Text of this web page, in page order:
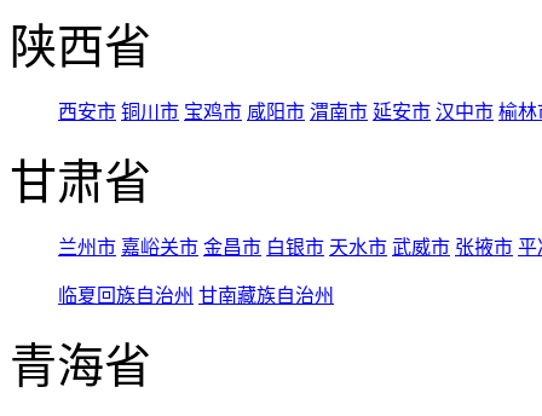
陕西省
西安市 铜川市 宝鸡市 咸阳市 渭南市 延安市 汉中市 榆林
甘肃省
兰州市 嘉峪关市 金昌市 白银市 天水市 武威市 张掖市 平
临夏回族自治州 甘南藏族自治州
青海省